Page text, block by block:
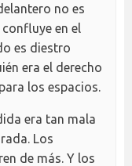
no es
en el
es diestro
era el derecho
los espacios.
era tan mala
Los
de más. Y los